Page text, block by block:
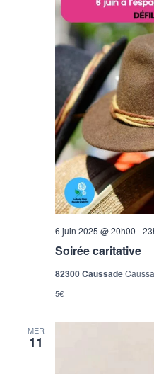
Soirée caritative
6 juin 2025 @ 20h00 -
82300 Caussade
5€
MER
11